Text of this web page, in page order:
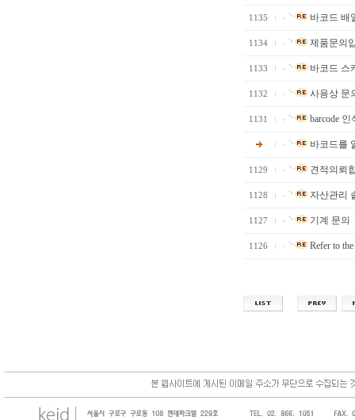
1135 바코드 배
1134 제품문의
1133 바코드 스
1132 사용상 문
1131 barcode 인
바코드를
1129 견적의뢰
1128 자산관리
1127 기계 문의
1126 Refer to the